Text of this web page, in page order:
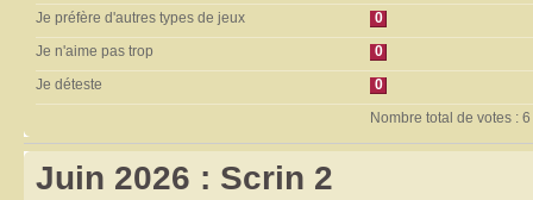
Je préfère d'autres types de jeux
0
Je n'aime pas trop
0
Je déteste
0
Nombre total de votes : 6
Juin 2026 : Scrin 2